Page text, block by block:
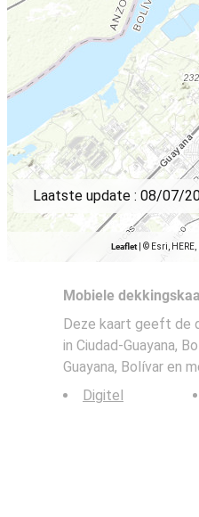
Leaflet © Esri,
Laatste update : 08/07/
Mobiele
Deze kaart geeft de
in Ciudad-Guayana,
Guayana, Bolívar en
Digitel